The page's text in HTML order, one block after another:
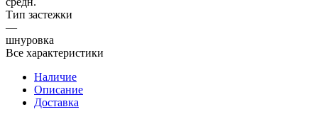
Тип застежки
—
шнуровка
Все характеристики
Наличие
Описание
Доставка